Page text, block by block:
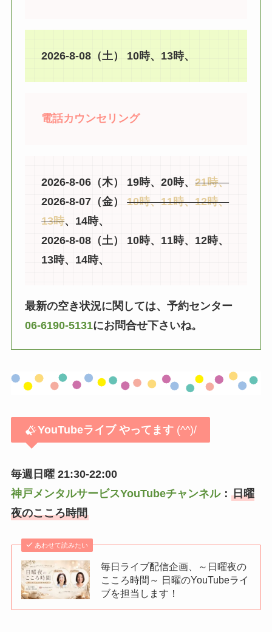
2026-8-08（土） 10時、13時、
電話カウンセリング
2026-8-06（木） 19時、20時、21時、
2026-8-07（金）10時、11時、12時、
13時、14時、
2026-8-08（土） 10時、11時、12時、
13時、14時、
最新の空き状況に関しては、予約センター
06-6190-5131にお問合せ下さいね。
YouTubeライブ やってます(^^)/
毎週日曜 21:30-22:00
神戸メンタルサービスYouTubeチャンネル： 日曜
夜のこころ時間
あわせて読みたい
毎日ライブ配信企画、～日曜夜の
こころ時間～ 日曜のYouTubeライ
ブを担当します！